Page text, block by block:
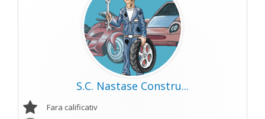
S.C. Nastase Constru...
Fara calificativ